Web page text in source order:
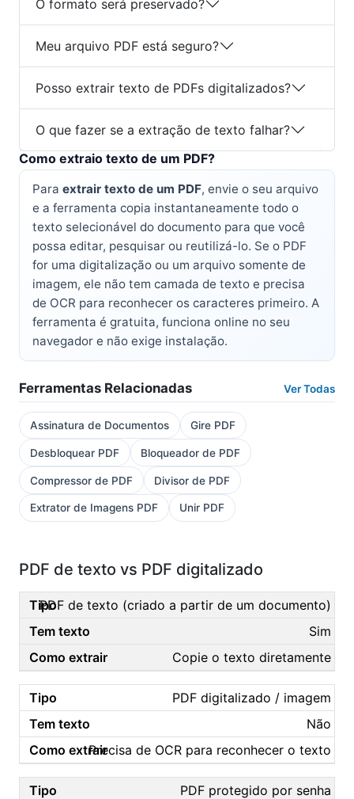
O formato será preservado?
Meu arquivo PDF está seguro?
Posso extrair texto de PDFs digitalizados?
O que fazer se a extração de texto falhar?
Como extraio texto de um PDF?
Para extrair texto de um PDF, envie o seu arquivo
e a ferramenta copia instantaneamente todo o
texto selecionável do documento para que você
possa editar, pesquisar ou reutilizá-lo. Se o PDF
for uma digitalização ou um arquivo somente de
imagem, ele não tem camada de texto e precisa
de OCR para reconhecer os caracteres primeiro. A
ferramenta é gratuita, funciona online no seu
navegador e não exige instalação.
Ferramentas Relacionadas Ver Todas
Assinatura de Documentos Gire PDF
Desbloquear PDF Bloqueador de PDF
Compressor de PDF Divisor de PDF
Extrator de Imagens PDF Unir PDF
PDF de texto vs PDF digitalizado
PDF de texto (criado a partir de um documento)
Sim
Copie o texto diretamente
PDF digitalizado / imagem
Não
Precisa de OCR para reconhecer o texto
PDF protegido por senha